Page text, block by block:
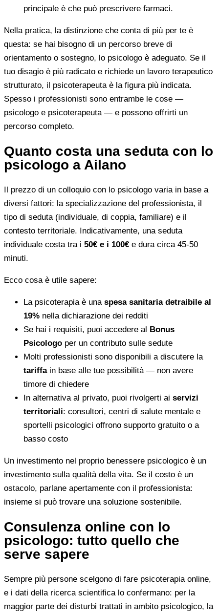
principale è che può prescrivere farmaci.
Nella pratica, la distinzione che conta di più per te è
questa: se hai bisogno di un percorso breve di
orientamento o sostegno, lo psicologo è adeguato. Se il
tuo disagio è più radicato e richiede un lavoro terapeutico
strutturato, il psicoterapeuta è la figura più indicata.
Spesso i professionisti sono entrambe le cose —
psicologo e psicoterapeuta — e possono offrirti un
percorso completo.
Quanto costa una seduta con lo
psicologo a Ailano
Il prezzo di un colloquio con lo psicologo varia in base a
diversi fattori: la specializzazione del professionista, il
tipo di seduta (individuale, di coppia, familiare) e il
contesto territoriale. Indicativamente, una seduta
individuale costa tra i 50€ e i 100€ e dura circa 45-50
minuti.
Ecco cosa è utile sapere:
La psicoterapia è una spesa sanitaria detraibile al
19% nella dichiarazione dei redditi
Se hai i requisiti, puoi accedere al Bonus
Psicologo per un contributo sulle sedute
Molti professionisti sono disponibili a discutere la
tariffain base alle tue possibilità — non avere
timore di chiedere
In alternativa al privato, puoi rivolgerti ai servizi
territoriali: consultori, centri di salute mentale e
sportelli psicologici offrono supporto gratuito o a
basso costo
Un investimento nel proprio benessere psicologico è un
investimento sulla qualità della vita. Se il costo è un
ostacolo, parlane apertamente con il professionista:
insieme si può trovare una soluzione sostenibile.
Consulenza online con lo
psicologo: tutto quello che
serve sapere
Sempre più persone scelgono di fare psicoterapia online,
e i dati della ricerca scientifica lo confermano: per la
maggior parte dei disturbi trattati in ambito psicologico, la